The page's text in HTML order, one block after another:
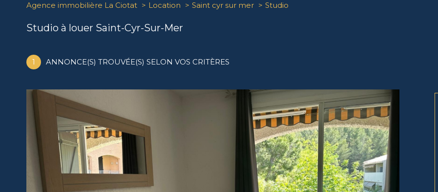
Agence immobilière La Ciotat Location Saint cyr sur mer Studio
Studio à louer Saint-Cyr-Sur-Mer
1 ANNONCE(S) TROUVÉE(S) SELON VOS CRITÈRES